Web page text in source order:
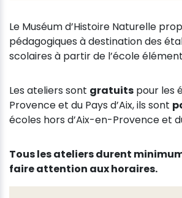
Le Muséum d’Histoire Naturelle
pédagogiques à destination des
scolaires à partir de l’école
Les ateliers sont gratuits pour les
Provence et du Pays d’Aix, ils sont
écoles hors d’Aix-en-Provence et
Tous les ateliers durent
faire attention aux horaires.